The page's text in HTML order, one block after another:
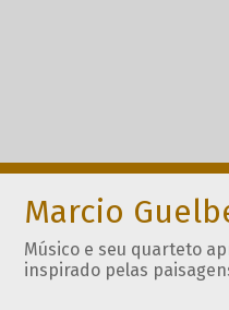
Marcio
Músico e seu quarteto
inspirado pelas